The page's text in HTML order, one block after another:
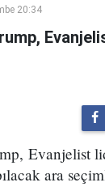
20:34
Evanjelist
ara